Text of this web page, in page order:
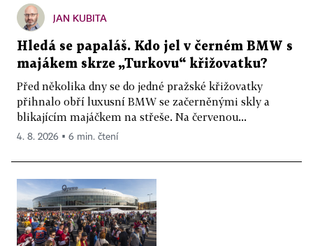
JAN KUBITA
Hledá se papaláš. Kdo jel v černém BMW s
majákem skrze „Turkovu“ křižovatku?
Před několika dny se do jedné pražské křižovatky
přihnalo obří luxusní BMW se začerněnými skly a
blikajícím majáčkem na střeše. Na červenou...
4. 8. 2026 ▪ 6 min. čtení